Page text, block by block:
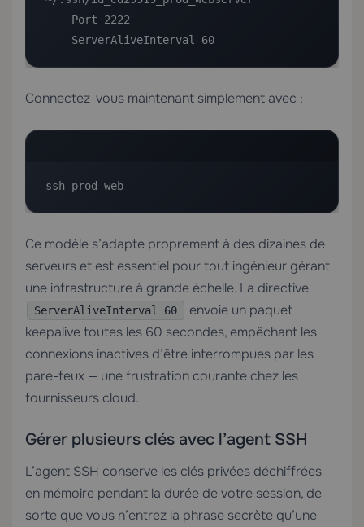
    ServerAliveInterval 60
Connectez-vous maintenant simplement avec :
ssh prod-web
Ce modèle s’adapte proprement à des dizaines de
serveurs et est essentiel pour tout ingénieur gérant
une infrastructure à grande échelle. La directive
ServerAliveInterval 60
envoie un paquet
keepalive toutes les 60 secondes, empêchant les
connexions inactives d’être interrompues par les
pare-feux — une frustration courante chez les
fournisseurs cloud.
Gérer plusieurs clés avec l’agent SSH
L’agent SSH conserve les clés privées déchiffrées
en mémoire pendant la durée de votre session, de
sorte que vous n’entrez la phrase secrète qu’une